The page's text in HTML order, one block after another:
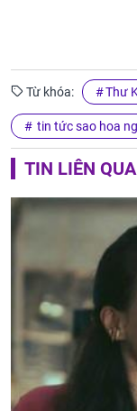
Từ khóa: Thư
tin tức sao hoa
TIN LIÊN